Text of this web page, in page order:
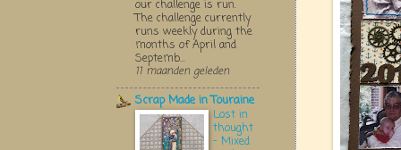
our challenge is run.
The challenge currently
runs weekly during the
months of April and
Septemb...
11 maanden geleden
Scrap Made in Touraine
Lost in
thought
- Mixed